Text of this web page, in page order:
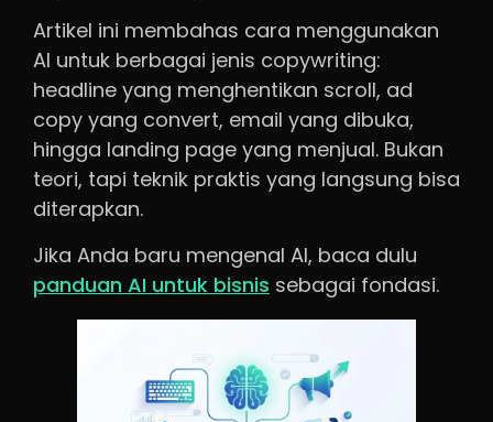
Artikel ini membahas cara menggunakan
AI untuk berbagai jenis copywriting:
headline yang menghentikan scroll, ad
copy yang convert, email yang dibuka,
hingga landing page yang menjual. Bukan
teori, tapi teknik praktis yang langsung bisa
diterapkan.
Jika Anda baru mengenal AI, baca dulu
panduan AI untuk bisnis sebagai fondasi.